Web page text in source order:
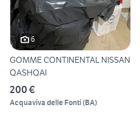
6
GOMME CONTINENTAL NISSAN
QASHQAI
200 €
Acquaviva delle Fonti(BA)